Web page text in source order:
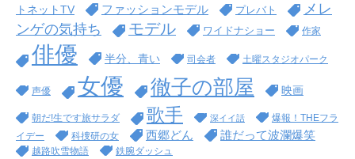
トネットTV
ファッションモデル プレバト
メレ
ンゲの気持ち
モデル ワイドナショー 作家
俳優 半分、青い 司会者 土曜スタジオパーク
声優 女優 徹子の部屋 映画
朝だ!生です旅サラダ 歌手 深イイ話
爆報！THEフラ
イデー
科捜研の女 西郷どん 誰だって波瀾爆笑
越路吹雪物語 鉄腕ダッシュ